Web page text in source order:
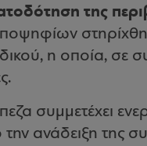
της
η οποία, σε
συμμετέχει
την ανάδειξη της